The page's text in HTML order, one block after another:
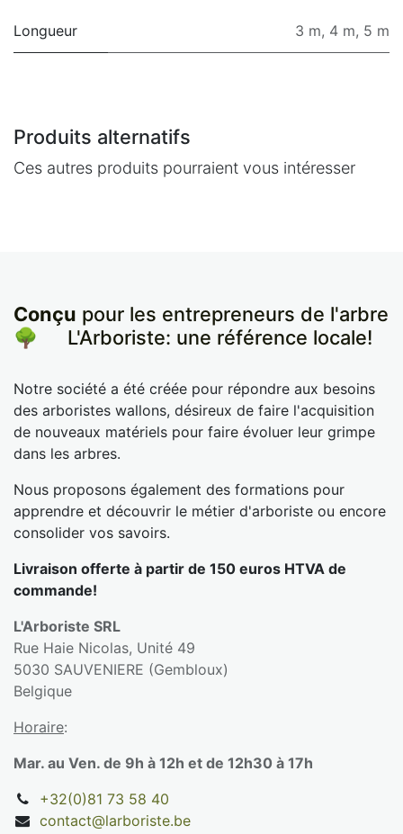
Longueur 3 m, 4 m, 5 m
Produits alternatifs
Ces autres produits pourraient vous intéresser
Conçu pour les entrepreneurs de l'arbre
🌳
​L'Arboriste: une référence locale!
Notre société a été créée pour répondre aux besoins
des arboristes wallons, désireux de faire l'acquisition
de nouveaux matériels pour faire évoluer leur grimpe
dans les arbres.
Nous proposons également des formations pour
apprendre et découvrir le métier d'arboriste ou encore
consolider vos savoirs.
Livraison offerte à partir de 150 euros HTVA de
commande!
L'Arboriste SRL
Rue Haie Nicolas, Unité 49
5030 SAUVENIERE (Gembloux)
Belgique
Horaire:
Mar. au Ven. de 9h à 12h et de 12h30 à 17h
+32(0)81 73 58 40
contact@larboriste.be